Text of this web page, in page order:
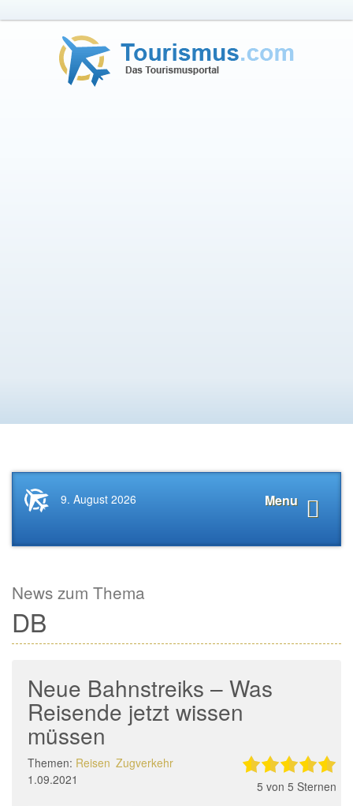
Startseite
News.Tourismus.com
Menu
9. August 2026
News zum Thema
DB
Neue Bahnstreiks – Was
Reisende jetzt wissen
müssen
Themen: Reisen Zugverkehr
1.09.2021
5 von 5 Sternen